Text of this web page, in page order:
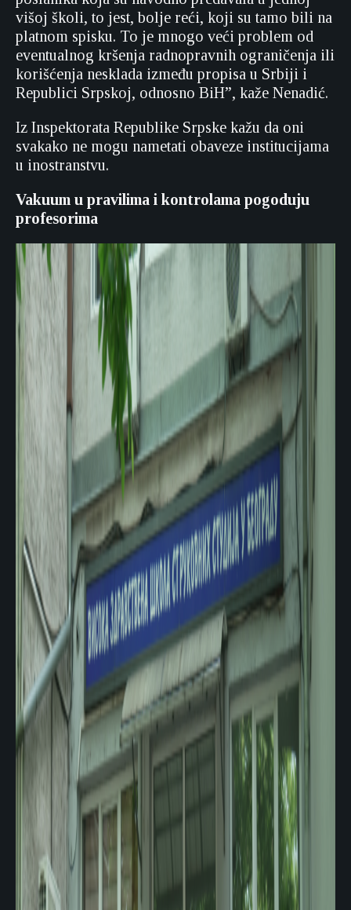
višoj školi, to jest, bolje reći, koji su tamo bili na
platnom spisku. To je mnogo veći problem od
eventualnog kršenja radnopravnih ograničenja ili
korišćenja nesklada između propisa u Srbiji i
Republici Srpskoj, odnosno BiH”, kaže Nenadić.
Iz Inspektorata Republike Srpske kažu da oni
svakako ne mogu nametati obaveze institucijama
u inostranstvu.
Vakuum u pravilima i kontrolama pogoduju
profesorima